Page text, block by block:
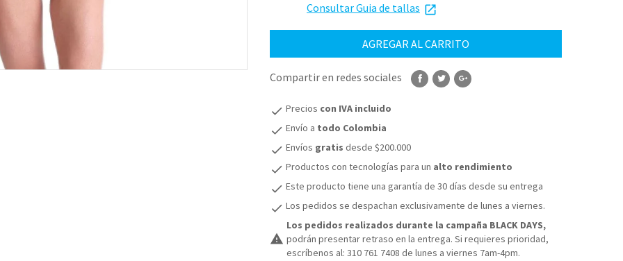
S
Consultar Guia de tallas launch
AGREGAR AL CARRITO
Compartir en redes sociales
check Precios con IVA incluido
check Envío a todo Colombia
check Envíos gratis desde $200.000
check Productos con tecnologías para un alto rendimiento
check Este producto tiene una garantía de 30 días desde su entrega
check Los pedidos se despachan exclusivamente de lunes a viernes.
warning
Los pedidos realizados durante la campaña BLACK DAYS,
podrán presentar retraso en la entrega. Si requieres prioridad,
escríbenos al: 310 761 7408 de lunes a viernes 7am-4pm.